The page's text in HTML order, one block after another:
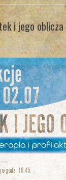
i jego oblicza
18 czerwca 2023